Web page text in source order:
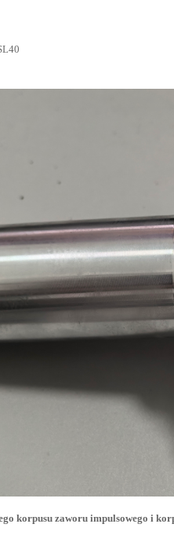
korpusu zaworu impulsowego i